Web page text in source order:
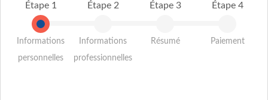
Étape 1
Informations
personnelles
Étape 2
Informations
professionnelles
Étape 3
Résumé
Étape 4
Paiement